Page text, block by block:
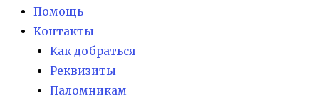
Помощь
Контакты
Как добраться
Реквизиты
Паломникам